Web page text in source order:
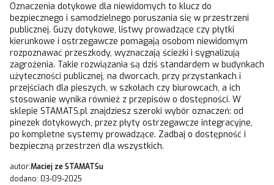
Oznaczenia dotykowe dla niewidomych to klucz do
bezpiecznego i samodzielnego poruszania się w przestrzeni
publicznej. Guzy dotykowe, listwy prowadzące czy płytki
kierunkowe i ostrzegawcze pomagają osobom niewidomym
rozpoznawać przeszkody, wyznaczają ścieżki i sygnalizują
zagrożenia. Takie rozwiązania są dziś standardem w budynkach
użyteczności publicznej, na dworcach, przy przystankach i
przejściach dla pieszych, w szkołach czy biurowcach, a ich
stosowanie wynika również z przepisów o dostępności. W
sklepie STAMATS.pl znajdziesz szeroki wybór oznaczeń: od
pinezek dotykowych, przez płyty ostrzegawcze integracyjne,
po kompletne systemy prowadzące. Zadbaj o dostępność i
bezpieczną przestrzeń dla wszystkich.
autor:Maciej ze STAMATSu
dodano: 03-09-2025